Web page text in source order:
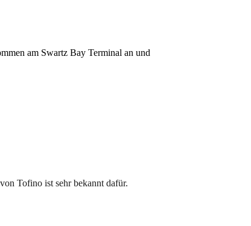
am Swartz Bay Terminal an und
Tofino ist sehr bekannt dafür.